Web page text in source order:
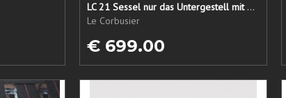
LC 21 Sessel nur das Untergestell mit elastischen Straps
Le Corbusier
€ 699.00